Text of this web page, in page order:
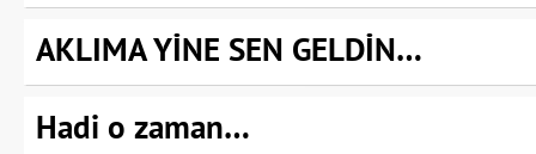
AKLIMA YİNE SEN GELDİN…
Hadi o zaman…